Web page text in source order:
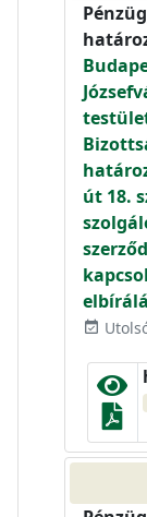
út 18.
event_available